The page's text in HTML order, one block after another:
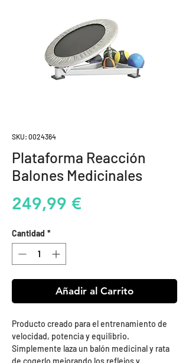
SKU: 0024364
Plataforma Reacción
Balones Medicinales
249,99 €Precio
Cantidad *
Añadir al Carrito
Producto creado para el entrenamiento de
velocidad, potencia y equilibrio.
Simplemente laza un balón medicinal y rata